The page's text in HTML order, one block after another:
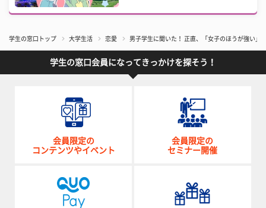
学生の窓口トップ 大学生活 恋愛 男子学生に聞いた！ 正直、「女子のほうが強い」
学生の窓口会員になってきっかけを探そう！
会員限定の
コンテンツやイベント
会員限定の
セミナー開催